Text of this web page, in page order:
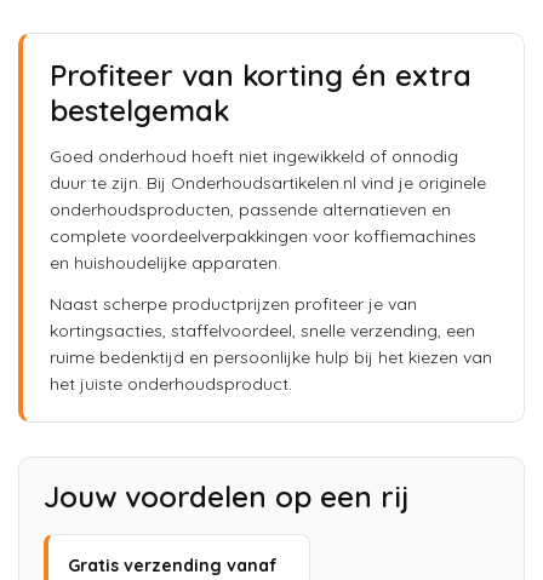
Profiteer van korting én extra
bestelgemak
Goed onderhoud hoeft niet ingewikkeld of onnodig
duur te zijn. Bij Onderhoudsartikelen.nl vind je originele
onderhoudsproducten, passende alternatieven en
complete voordeelverpakkingen voor koffiemachines
en huishoudelijke apparaten.
Naast scherpe productprijzen profiteer je van
kortingsacties, staffelvoordeel, snelle verzending, een
ruime bedenktijd en persoonlijke hulp bij het kiezen van
het juiste onderhoudsproduct.
Jouw voordelen op een rij
Gratis verzending vanaf